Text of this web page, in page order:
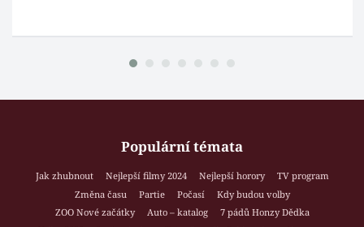
Populární témata
Jak zhubnout Nejlepší filmy 2024 Nejlepší horory
TV program
Změna času
Partie Počasí
Kdy budou volby
ZOO Nové začátky
Auto – katalog
7 pádů Honzy Dědka